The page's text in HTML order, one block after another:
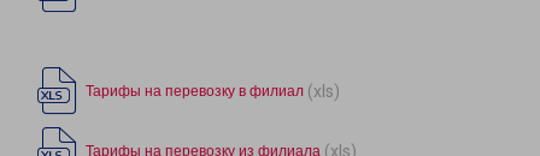
Тарифы на перевозку в филиал (xls)
Тарифы на перевозку из филиала (xls)